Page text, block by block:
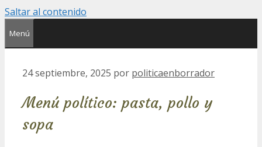
Saltar al contenido
Menú
24 septiembre, 2025 por politicaenborrador
Menú político: pasta, pollo y
sopa